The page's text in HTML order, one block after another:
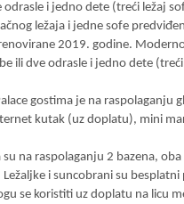
i jedno dete (treći ležaj
ležaja i jedne sofe
2019. godine.
ili dve odrasle i jedno dete
gostima je na raspolaganju
kutak (uz doplatu), mini
na raspolaganju 2 bazena,
i suncobrani su besplatni
se koristiti uz doplatu na licu